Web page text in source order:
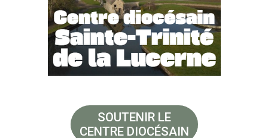
SOUTENIR LE
CENTRE DIOCÉSAIN